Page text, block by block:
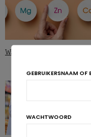
Wat moet je weten over zink?
GEBRUIKERSNAAM OF
WACHTWOORD